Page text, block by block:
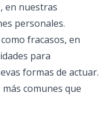
en nuestras
personales.
fracasos, en
para
formas de actuar.
comunes que